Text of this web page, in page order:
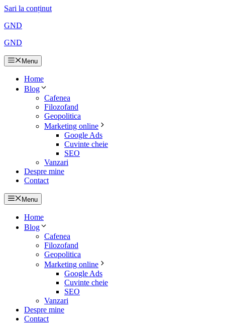
Sari la conținut
GND
GND
Menu
Home
Blog
Cafenea
Filozofand
Geopolitica
Marketing online
Google Ads
Cuvinte cheie
SEO
Vanzari
Despre mine
Contact
Menu
Home
Blog
Cafenea
Filozofand
Geopolitica
Marketing online
Google Ads
Cuvinte cheie
SEO
Vanzari
Despre mine
Contact